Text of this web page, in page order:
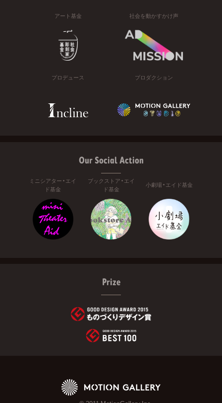
アート基金 社会を動かすかけ声
プロデュース プロダクション
Our Social Action
ミニシアター・エイ
ド基金
ブックストア・エイ
ド基金
小劇場・エイド基金
Prize